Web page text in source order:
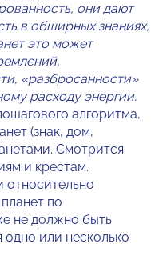
они дают
в обширных знаниях,
это может
«разбросанности»
расходу энергии.
алгоритма,
(знак, дом,
Смотрится
и крестам.
относительно
по
не должно быть
одно или несколько